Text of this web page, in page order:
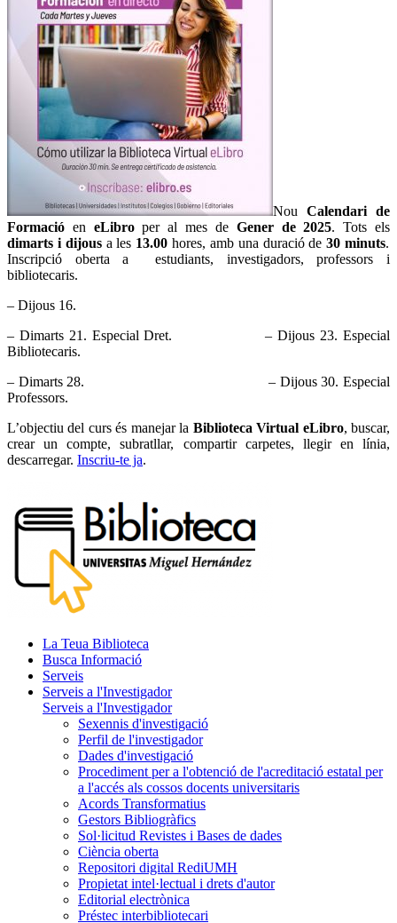
Nou Calendari de
Formació en eLibroper al mes de Gener de 2025. Tots els
dimarts i dijousa les 13.00 hores, amb una duració de30 minuts.
Inscripció oberta a estudiants, investigadors, professors i
bibliotecaris.
– Dijous 16.
– Dimarts 21. Especial Dret. – Dijous 23. Especial
Bibliotecaris.
– Dimarts 28. – Dijous 30. Especial
Professors.
L’objectiu del curs és manejar la Biblioteca Virtual eLibro, buscar,
crear un compte, subratllar, compartir carpetes, llegir en línia,
descarregar. Inscriu-te ja.
La Teua Biblioteca
Busca Informació
Serveis
Serveis a l'Investigador
Serveis a l'Investigador
Sexennis d'investigació
Perfil de l'investigador
Dades d'investigació
Procediment per a l'obtenció de l'acreditació estatal per
a l'accés als cossos docents universitaris
Acords Transformatius
Gestors Bibliogràfics
Sol·licitud Revistes i Bases de dades
Ciència oberta
Repositori digital RediUMH
Propietat intel·lectual i drets d'autor
Editorial electrònica
Préstec interbibliotecari